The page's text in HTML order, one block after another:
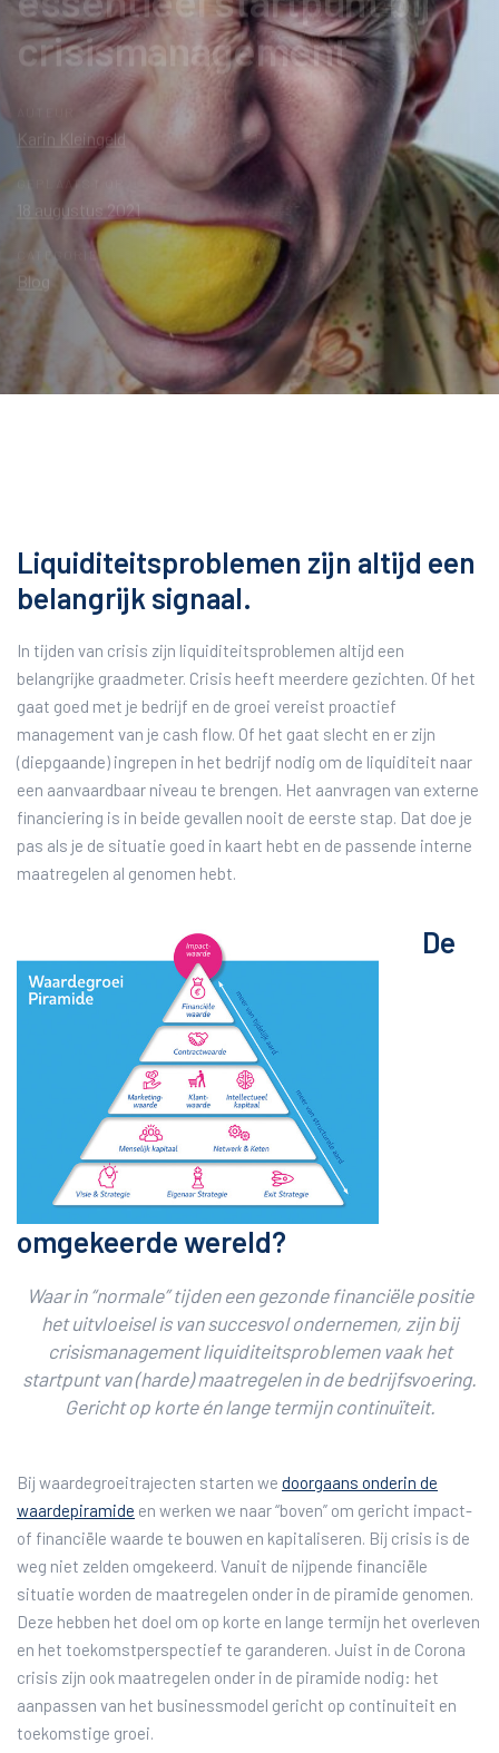
crisismanagement.
Karin Kleingeld
GEPLAATST OP:
18 augustus 2021
CATEGORIE:
Blog
Liquiditeitsproblemen zijn altijd een
belangrijk signaal.
In tijden van crisis zijn liquiditeitsproblemen altijd een
belangrijke graadmeter. Crisis heeft meerdere gezichten. Of het
gaat goed met je bedrijf en de groei vereist proactief
management van je cash flow. Of het gaat slecht en er zijn
(diepgaande) ingrepen in het bedrijf nodig om de liquiditeit naar
een aanvaardbaar niveau te brengen. Het aanvragen van externe
financiering is in beide gevallen nooit de eerste stap. Dat doe je
pas als je de situatie goed in kaart hebt en de passende interne
maatregelen al genomen hebt.
De
omgekeerde wereld?
Waar in “normale” tijden een gezonde financiële positie
het uitvloeisel is van succesvol ondernemen, zijn bij
crisismanagement liquiditeitsproblemen vaak het
startpunt van (harde) maatregelen in de bedrijfsvoering.
Gericht op korte én lange termijn continuïteit.
Bij waardegroeitrajecten starten we doorgaans onderin de
waardepiramide en werken we naar “boven” om gericht impact-
of financiële waarde te bouwen en kapitaliseren. Bij crisis is de
weg niet zelden omgekeerd. Vanuit de nijpende financiële
situatie worden de maatregelen onder in de piramide genomen.
Deze hebben het doel om op korte en lange termijn het overleven
en het toekomstperspectief te garanderen. Juist in de Corona
crisis zijn ook maatregelen onder in de piramide nodig: het
aanpassen van het businessmodel gericht op continuiteit en
toekomstige groei.